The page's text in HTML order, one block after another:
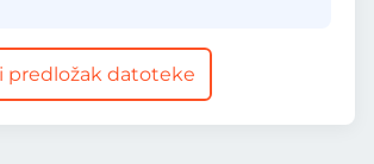
predložak datoteke